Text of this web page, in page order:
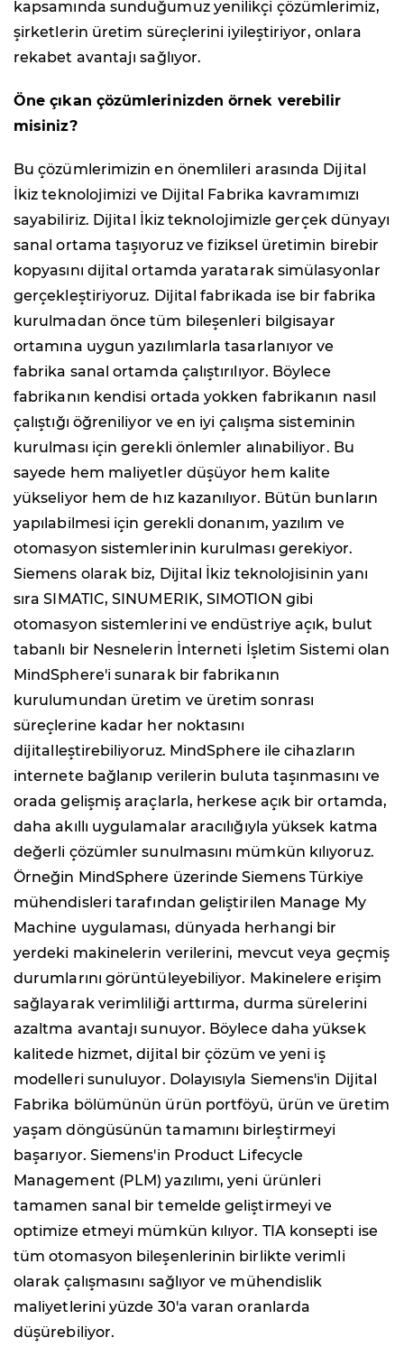
kapsamında sunduğumuz yenilikçi çözümlerimiz,
şirketlerin üretim süreçlerini iyileştiriyor, onlara
rekabet avantajı sağlıyor.
Öne çıkan çözümlerinizden örnek verebilir
misiniz?
Bu çözümlerimizin en önemlileri arasında Dijital
İkiz teknolojimizi ve Dijital Fabrika kavramımızı
sayabiliriz. Dijital İkiz teknolojimizle gerçek dünyayı
sanal ortama taşıyoruz ve fiziksel üretimin birebir
kopyasını dijital ortamda yaratarak simülasyonlar
gerçekleştiriyoruz. Dijital fabrikada ise bir fabrika
kurulmadan önce tüm bileşenleri bilgisayar
ortamına uygun yazılımlarla tasarlanıyor ve
fabrika sanal ortamda çalıştırılıyor. Böylece
fabrikanın kendisi ortada yokken fabrikanın nasıl
çalıştığı öğreniliyor ve en iyi çalışma sisteminin
kurulması için gerekli önlemler alınabiliyor. Bu
sayede hem maliyetler düşüyor hem kalite
yükseliyor hem de hız kazanılıyor. Bütün bunların
yapılabilmesi için gerekli donanım, yazılım ve
otomasyon sistemlerinin kurulması gerekiyor.
Siemens olarak biz, Dijital İkiz teknolojisinin yanı
sıra SIMATIC, SINUMERIK, SIMOTION gibi
otomasyon sistemlerini ve endüstriye açık, bulut
tabanlı bir Nesnelerin İnterneti İşletim Sistemi olan
MindSphere'i sunarak bir fabrikanın
kurulumundan üretim ve üretim sonrası
süreçlerine kadar her noktasını
dijitalleştirebiliyoruz. MindSphere ile cihazların
internete bağlanıp verilerin buluta taşınmasını ve
orada gelişmiş araçlarla, herkese açık bir ortamda,
daha akıllı uygulamalar aracılığıyla yüksek katma
değerli çözümler sunulmasını mümkün kılıyoruz.
Örneğin MindSphere üzerinde Siemens Türkiye
mühendisleri tarafından geliştirilen Manage My
Machine uygulaması, dünyada herhangi bir
yerdeki makinelerin verilerini, mevcut veya geçmiş
durumlarını görüntüleyebiliyor. Makinelere erişim
sağlayarak verimliliği arttırma, durma sürelerini
azaltma avantajı sunuyor. Böylece daha yüksek
kalitede hizmet, dijital bir çözüm ve yeni iş
modelleri sunuluyor. Dolayısıyla Siemens'in Dijital
Fabrika bölümünün ürün portföyü, ürün ve üretim
yaşam döngüsünün tamamını birleştirmeyi
başarıyor. Siemens'in Product Lifecycle
Management (PLM) yazılımı, yeni ürünleri
tamamen sanal bir temelde geliştirmeyi ve
optimize etmeyi mümkün kılıyor. TIA konsepti ise
tüm otomasyon bileşenlerinin birlikte verimli
olarak çalışmasını sağlıyor ve mühendislik
maliyetlerini yüzde 30'a varan oranlarda
düşürebiliyor.